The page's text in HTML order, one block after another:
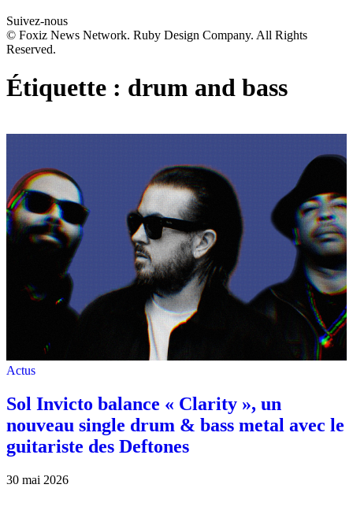
Suivez-nous
© Foxiz News Network. Ruby Design Company. All Rights
Reserved.
Étiquette : drum and bass
Actus
Sol Invicto balance « Clarity », un
nouveau single drum & bass metal avec le
guitariste des Deftones
30 mai 2026